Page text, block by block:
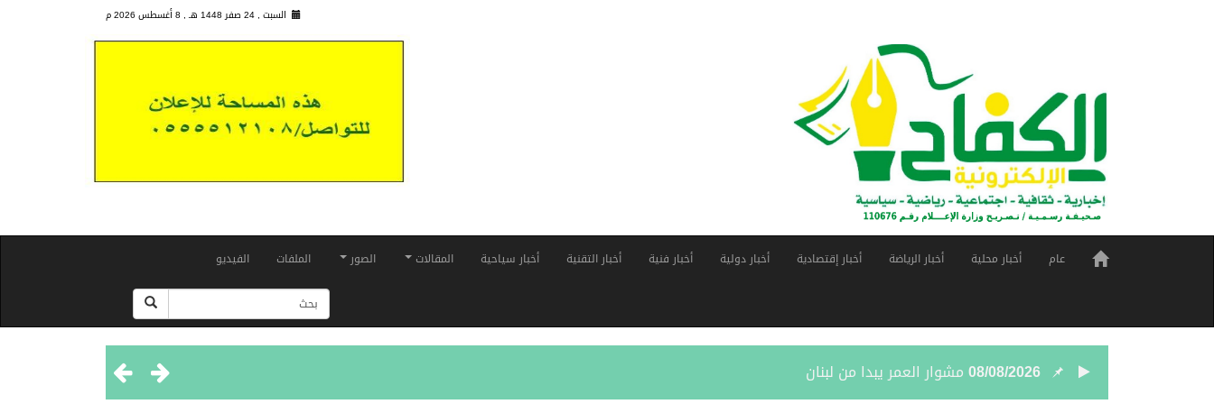
السبت , 24 صفر 1448 هـ , 8 أغسطس 2026 م
عام أخبار محلية أخبار الرياضة أخبار إقتصادية أخبار دولية أخبار فنية أخبار التقنية أخبار سياحية المقالات الصور الملفات الفيديو
08/08/2026 مشوار العمر يبدا من لبنان